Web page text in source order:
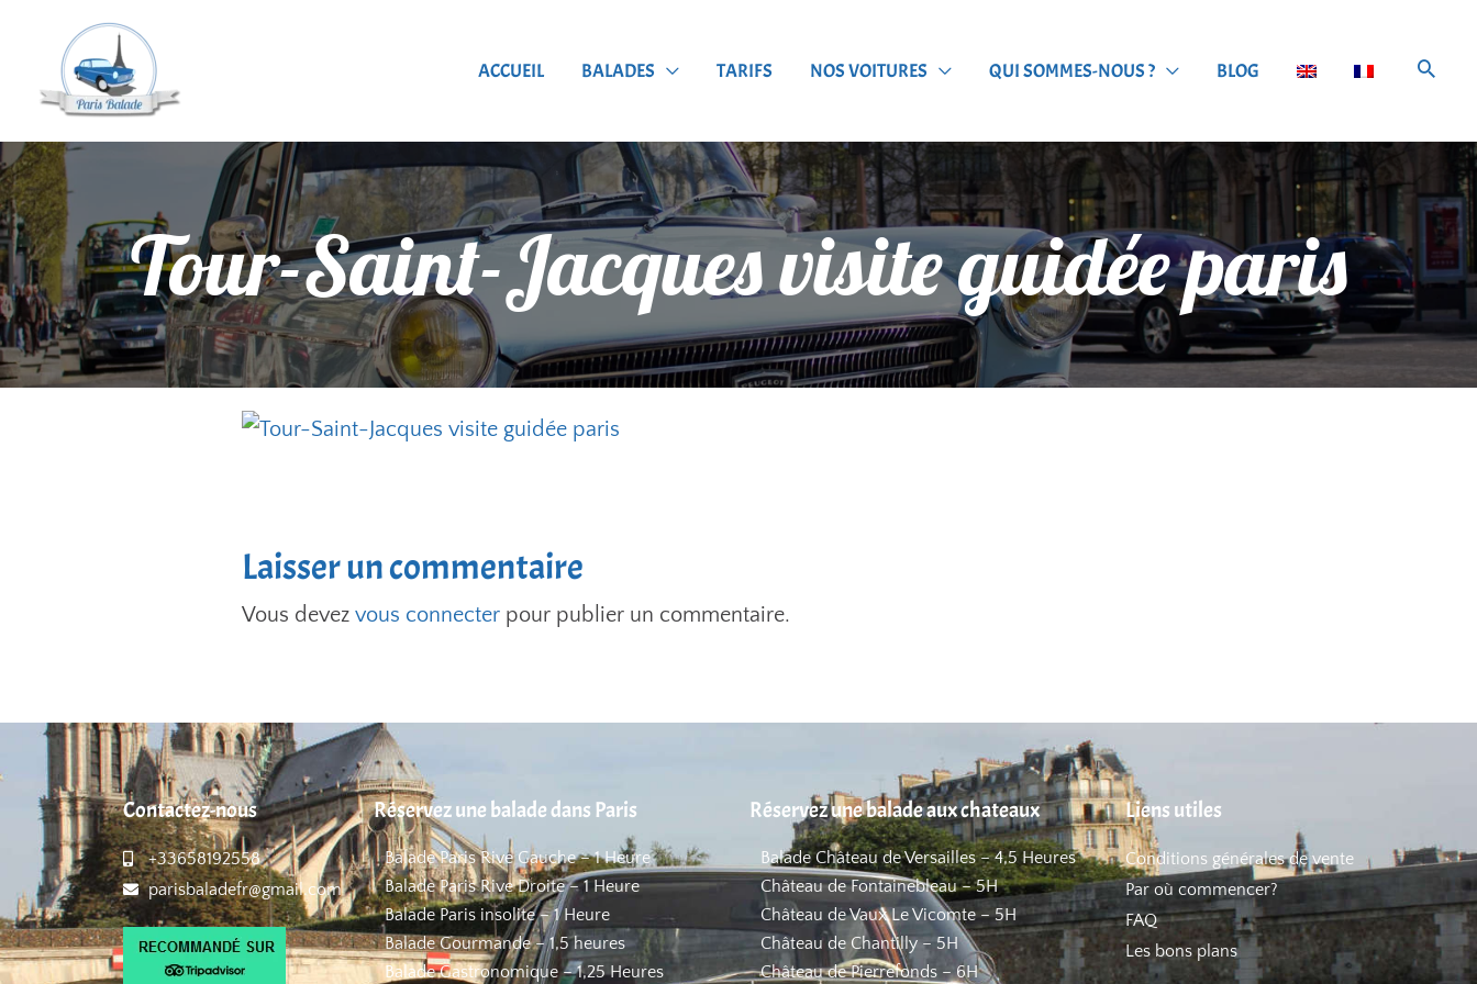
ACCUEIL BALADES TARIFS NOS VOITURES QUI SOMMES-NOUS ? BLOG
Tour-Saint-Jacques visite guidée paris
Laisser un commentaire
Vous devezvous connecter pour publier un commentaire.
Contactez-nous
+33658192558
parisbaladefr@gmail.com
Réservez une balade dans Paris
Balade Paris Rive Gauche – 1 Heure
Balade Paris Rive Droite – 1 Heure
Balade Paris insolite – 1 Heure
Balade Gourmande – 1,5 heures
Balade Gastronomique – 1,25 Heures
Réservez une balade aux chateaux
Balade Château de Versailles – 4,5 Heures
Château de Fontainebleau – 5H
Château de Vaux Le Vicomte – 5H
Château de Chantilly – 5H
Château de Pierrefonds – 6H
Liens utiles
Conditions générales de vente
Par où commencer?
FAQ
Les bons plans